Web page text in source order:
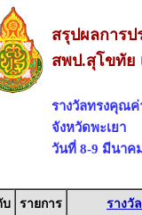
สรุปผลการ
สพป.สุโขทัย
รางวัลทรงคุณค่
จังหวัดพะเยา
วันที่ 8-9 มีนาค
บ รายการ รางวัล